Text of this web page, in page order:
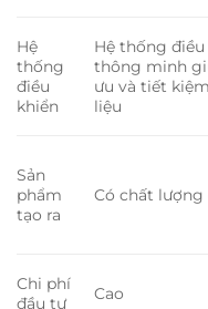
Hệ
thống
điều
khiển
Hệ thống
thông minh
ưu và tiết
liệu
Sản
phẩm
tạo ra
Có chất
Chi phí
đầu tư
Cao